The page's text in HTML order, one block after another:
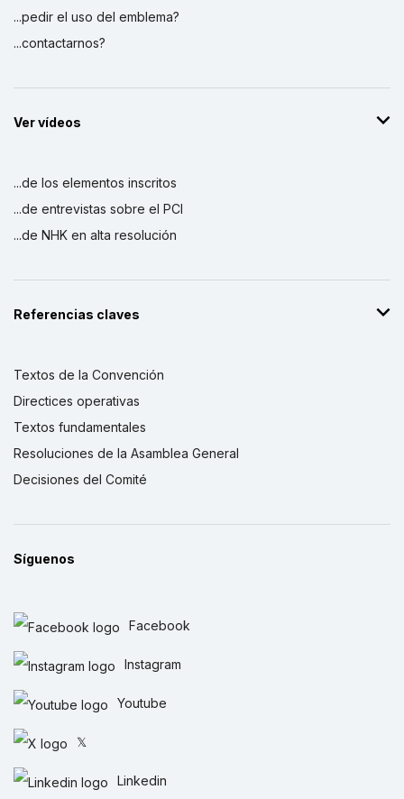
...pedir el uso del emblema?
...contactarnos?
Ver vídeos
...de los elementos inscritos
...de entrevistas sobre el PCI
...de NHK en alta resolución
Referencias claves
Textos de la Convención
Directices operativas
Textos fundamentales
Resoluciones de la Asamblea General
Decisiones del Comité
Síguenos
Facebook
Instagram
Youtube
𝕏
Linkedin